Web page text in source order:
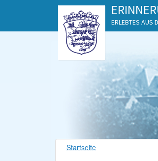
ERLEBTES AUS
Startseite